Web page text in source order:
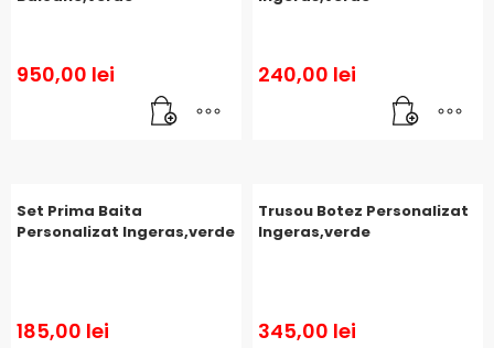
950,00 lei 240,00 lei
Set Prima Baita
Personalizat Ingeras,verde
185,00 lei
Trusou Botez Personalizat
Ingeras,verde
345,00 lei